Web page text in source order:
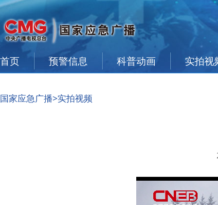
首页 预警信息 科普动画 实拍视
国家应急广播>实拍视频